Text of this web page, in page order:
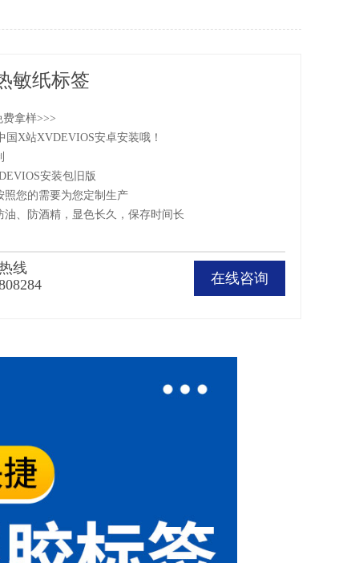
敏纸标签
费拿样>>>
X站XVDEVIOS安卓安装哦！
安装包旧版
照您的需要为您定制生产
油、防酒精，显色长久，保存时间长
在线咨询
线